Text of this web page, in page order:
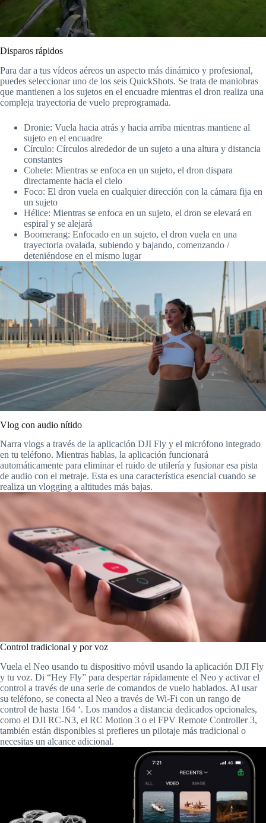
Disparos rápidos
Para dar a tus vídeos aéreos un aspecto más dinámico y profesional,
puedes seleccionar uno de los seis QuickShots. Se trata de maniobras
que mantienen a los sujetos en el encuadre mientras el dron realiza una
compleja trayectoria de vuelo preprogramada.
Dronie: Vuela hacia atrás y hacia arriba mientras mantiene al
sujeto en el encuadre
Círculo: Círculos alrededor de un sujeto a una altura y distancia
constantes
Cohete: Mientras se enfoca en un sujeto, el dron dispara
directamente hacia el cielo
Foco: El dron vuela en cualquier dirección con la cámara fija en
un sujeto
Hélice: Mientras se enfoca en un sujeto, el dron se elevará en
espiral y se alejará
Boomerang: Enfocado en un sujeto, el dron vuela en una
trayectoria ovalada, subiendo y bajando, comenzando /
deteniéndose en el mismo lugar
Vlog con audio nítido
Narra vlogs a través de la aplicación DJI Fly y el micrófono integrado
en tu teléfono. Mientras hablas, la aplicación funcionará
automáticamente para eliminar el ruido de utilería y fusionar esa pista
de audio con el metraje. Esta es una característica esencial cuando se
realiza un vlogging a altitudes más bajas.
Control tradicional y por voz
Vuela el Neo usando tu dispositivo móvil usando la aplicación DJI Fly
y tu voz. Di “Hey Fly” para despertar rápidamente el Neo y activar el
control a través de una serie de comandos de vuelo hablados. Al usar
su teléfono, se conecta al Neo a través de Wi-Fi con un rango de
control de hasta 164 ‘. Los mandos a distancia dedicados opcionales,
como el DJI RC-N3, el RC Motion 3 o el FPV Remote Controller 3,
también están disponibles si prefieres un pilotaje más tradicional o
necesitas un alcance adicional.